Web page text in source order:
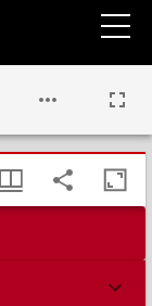
gheoeffent heeft den ...